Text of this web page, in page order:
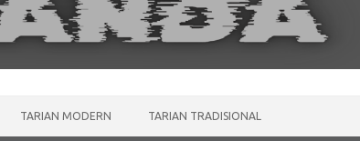
TARIAN MODERN TARIAN TRADISIONAL